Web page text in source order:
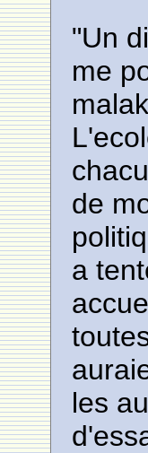
"Un
me
de
a
les